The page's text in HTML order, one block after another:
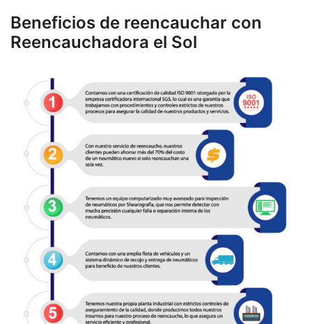
Beneficios de reencauchar con
Reencauchadora el Sol